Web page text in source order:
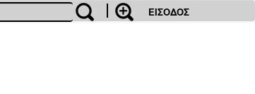
ΕΙΣΟΔΟΣ